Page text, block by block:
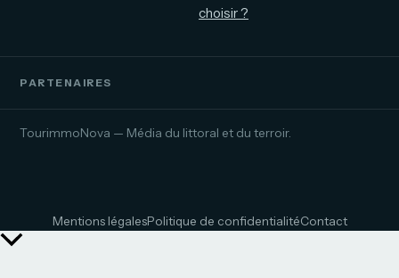
choisir ?
PARTENAIRES
TourimmoNova — Média du littoral et du terroir.
Mentions légalesPolitique de confidentialitéContact